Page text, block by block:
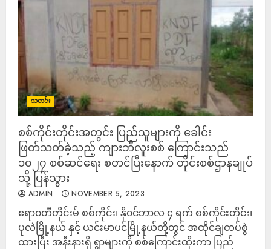
သတင်း
စစ်ကိုင်းတိုင်းအတွင်း ပြည်သူများကို ခေါင်း
ဖြတ်သတ်ခဲ့သည့် ကျားဘီလူးစစ် ကြောင်းသည်
၁၀၂၇ စစ်ဆင်ရေး စတင်ပြီးနောက် တိုင်းစစ်ဌာနချုပ်
သို့ ပြန်သွား
ADMIN NOVEMBER 5, 2023
ဧရာ၀တီတိုင်းမ် စစ်ကိုင်း၊ နို၀င်ဘာလ ၄ ရက် စစ်ကိုင်းတိုင်း၊
ပုလဲမြို့နယ် နှင့် ယင်းမာပင်မြို့နယ်တို့တွင် အထိုင်ချတပ်စွဲ
ထားပြီး အနီးနားရှိ ရွာများကို စစ်ကြောင်းထိုးကာ ပြည်